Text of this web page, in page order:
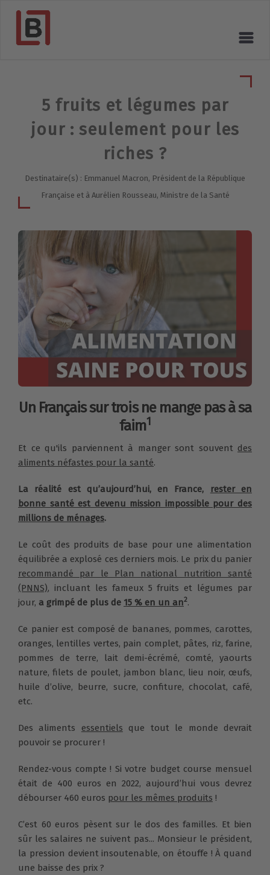
5 fruits et légumes par
jour : seulement pour les
riches ?
Destinataire(s) : Emmanuel Macron, Président de la République
Française et à Aurélien Rousseau, Ministre de la Santé
Un Français sur trois ne mange pas à sa
faim1
Et ce qu'ils parviennent à manger sont souvent des
aliments néfastes pour la santé.
La réalité est qu’aujourd’hui, en France, rester en
bonne santé est devenu mission impossible pour des
millions de ménages.
Le coût des produits de base pour une alimentation
équilibrée a explosé ces derniers mois. Le prix du panier
recommandé par le Plan national nutrition santé
(PNNS), incluant les fameux 5 fruits et légumes par
jour, a grimpé de plus de 15 % en un an2.
Ce panier est composé de bananes, pommes, carottes,
oranges, lentilles vertes, pain complet, pâtes, riz, farine,
pommes de terre, lait demi-écrémé, comté, yaourts
nature, filets de poulet, jambon blanc, lieu noir, œufs,
huile d’olive, beurre, sucre, confiture, chocolat, café,
etc.
Des aliments essentiels que tout le monde devrait
pouvoir se procurer !
Rendez-vous compte ! Si votre budget course mensuel
était de 400 euros en 2022, aujourd’hui vous devrez
débourser 460 euros pour les mêmes produits !
C’est 60 euros pèsent sur le dos des familles. Et bien
sûr les salaires ne suivent pas... Monsieur le président,
la pression devient insoutenable, on étouffe ! À quand
une baisse des prix ?